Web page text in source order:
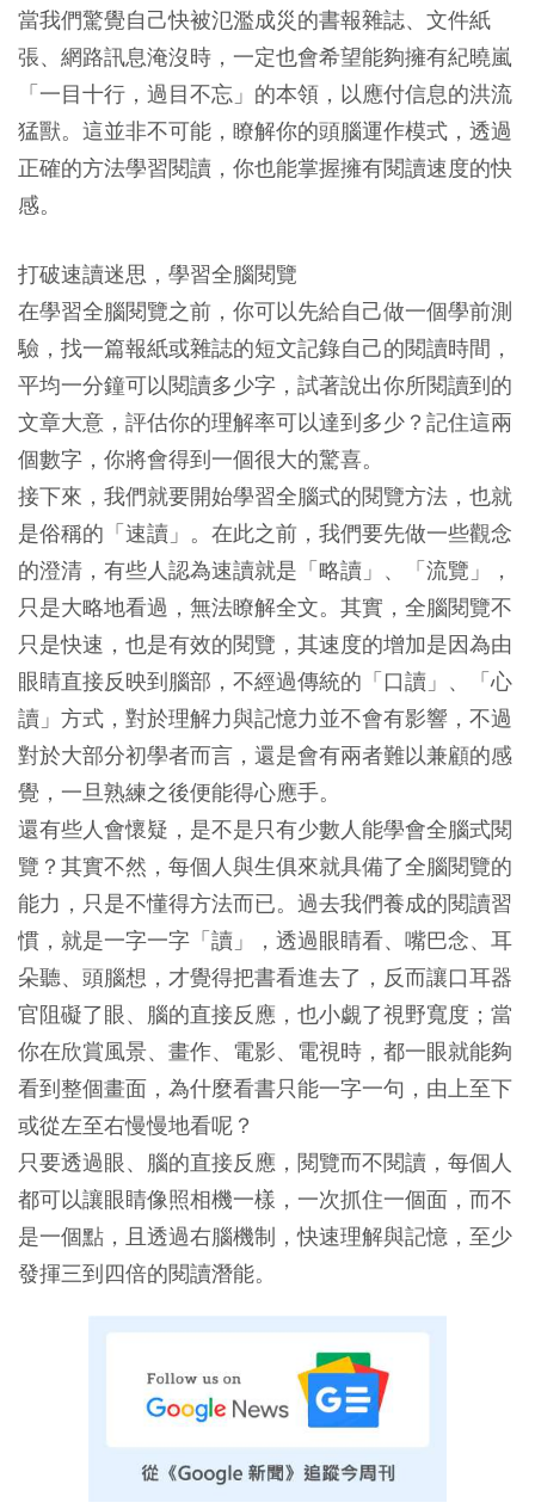
當我們驚覺自己快被氾濫成災的書報雜誌、文件紙
張、網路訊息淹沒時，一定也會希望能夠擁有紀曉嵐
「一目十行，過目不忘」的本領，以應付信息的洪流
猛獸。這並非不可能，瞭解你的頭腦運作模式，透過
正確的方法學習閱讀，你也能掌握擁有閱讀速度的快
感。
打破速讀迷思，學習全腦閱覽
在學習全腦閱覽之前，你可以先給自己做一個學前測
驗，找一篇報紙或雜誌的短文記錄自己的閱讀時間，
平均一分鐘可以閱讀多少字，試著說出你所閱讀到的
文章大意，評估你的理解率可以達到多少？記住這兩
個數字，你將會得到一個很大的驚喜。
接下來，我們就要開始學習全腦式的閱覽方法，也就
是俗稱的「速讀」。在此之前，我們要先做一些觀念
的澄清，有些人認為速讀就是「略讀」、「流覽」，
只是大略地看過，無法瞭解全文。其實，全腦閱覽不
只是快速，也是有效的閱覽，其速度的增加是因為由
眼睛直接反映到腦部，不經過傳統的「口讀」、「心
讀」方式，對於理解力與記憶力並不會有影響，不過
對於大部分初學者而言，還是會有兩者難以兼顧的感
覺，一旦熟練之後便能得心應手。
還有些人會懷疑，是不是只有少數人能學會全腦式閱
覽？其實不然，每個人與生俱來就具備了全腦閱覽的
能力，只是不懂得方法而已。過去我們養成的閱讀習
慣，就是一字一字「讀」，透過眼睛看、嘴巴念、耳
朵聽、頭腦想，才覺得把書看進去了，反而讓口耳器
官阻礙了眼、腦的直接反應，也小覷了視野寬度；當
你在欣賞風景、畫作、電影、電視時，都一眼就能夠
看到整個畫面，為什麼看書只能一字一句，由上至下
或從左至右慢慢地看呢？
只要透過眼、腦的直接反應，閱覽而不閱讀，每個人
都可以讓眼睛像照相機一樣，一次抓住一個面，而不
是一個點，且透過右腦機制，快速理解與記憶，至少
發揮三到四倍的閱讀潛能。